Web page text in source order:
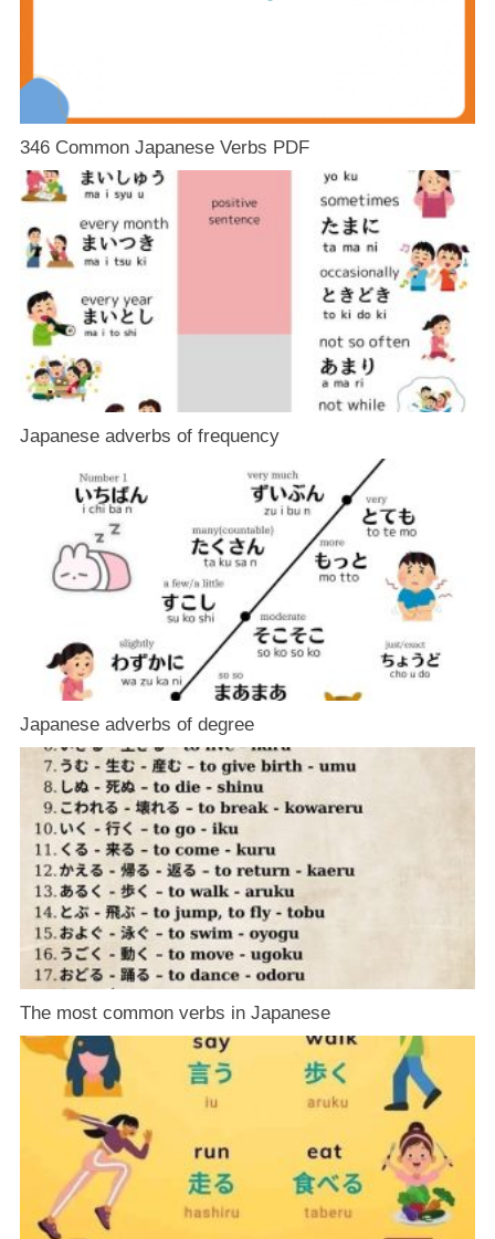
346 Common Japanese Verbs PDF
Japanese adverbs of frequency
Japanese adverbs of degree
The most common verbs in Japanese